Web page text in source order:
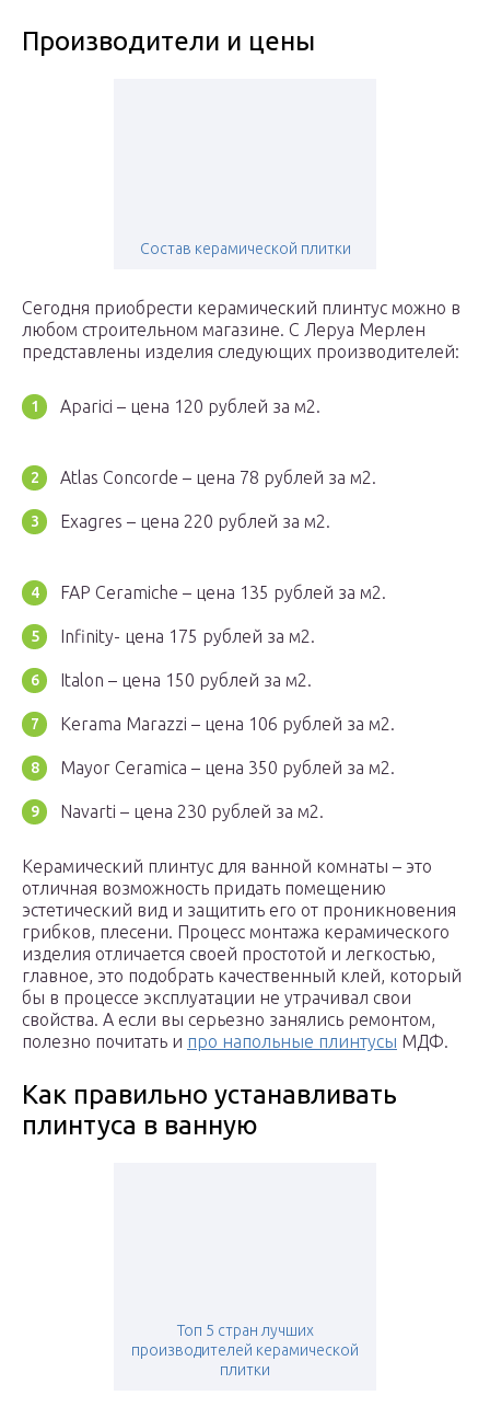
Производители и цены
Состав керамической плитки
Сегодня приобрести керамический плинтус можно в
любом строительном магазине. С Леруа Мерлен
представлены изделия следующих производителей:
Aparici – цена 120 рублей за м2.
Atlas Concorde – цена 78 рублей за м2.
Exagres – цена 220 рублей за м2.
FAP Ceramiche – цена 135 рублей за м2.
Infinity- цена 175 рублей за м2.
Italon – цена 150 рублей за м2.
Kerama Marazzi – цена 106 рублей за м2.
Mayor Ceramica – цена 350 рублей за м2.
Navarti – цена 230 рублей за м2.
Керамический плинтус для ванной комнаты – это
отличная возможность придать помещению
эстетический вид и защитить его от проникновения
грибков, плесени. Процесс монтажа керамического
изделия отличается своей простотой и легкостью,
главное, это подобрать качественный клей, который
бы в процессе эксплуатации не утрачивал свои
свойства. А если вы серьезно занялись ремонтом,
полезно почитать и про напольные плинтусы МДФ.
Как правильно устанавливать
плинтуса в ванную
Топ 5 стран лучших
производителей керамической
плитки